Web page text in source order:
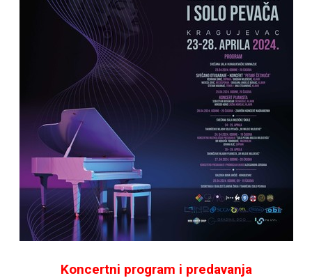
Koncertni program i predavanja